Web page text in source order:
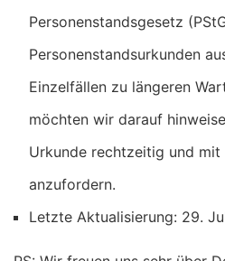
Personenstandsgesetz
Personenstandsurkunden
Einzelfällen zu längeren
möchten wir darauf
Urkunde rechtzeitig und mit
anzufordern.
Letzte Aktualisierung: 29.